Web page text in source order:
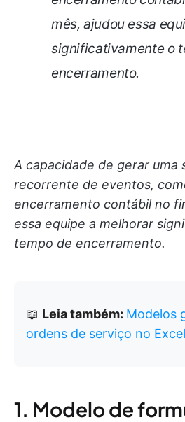
mês, ajudou essa
significativamente o
encerramento.
A capacidade de gerar uma
recorrente de eventos,
encerramento contábil no
essa equipe a melhorar
tempo de encerramento.
📖 Leia também: Modelos
ordens de serviço no
1. Modelo de